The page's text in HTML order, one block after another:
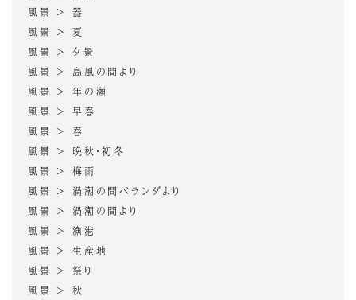
風景 > 器
風景 > 夏
風景 > 夕景
風景 > 島風の間より
風景 > 年の瀬
風景 > 早春
風景 > 春
風景 > 晩秋・初冬
風景 > 梅雨
風景 > 渦潮の間ベランダより
風景 > 渦潮の間より
風景 > 漁港
風景 > 生産地
風景 > 祭り
風景 > 秋